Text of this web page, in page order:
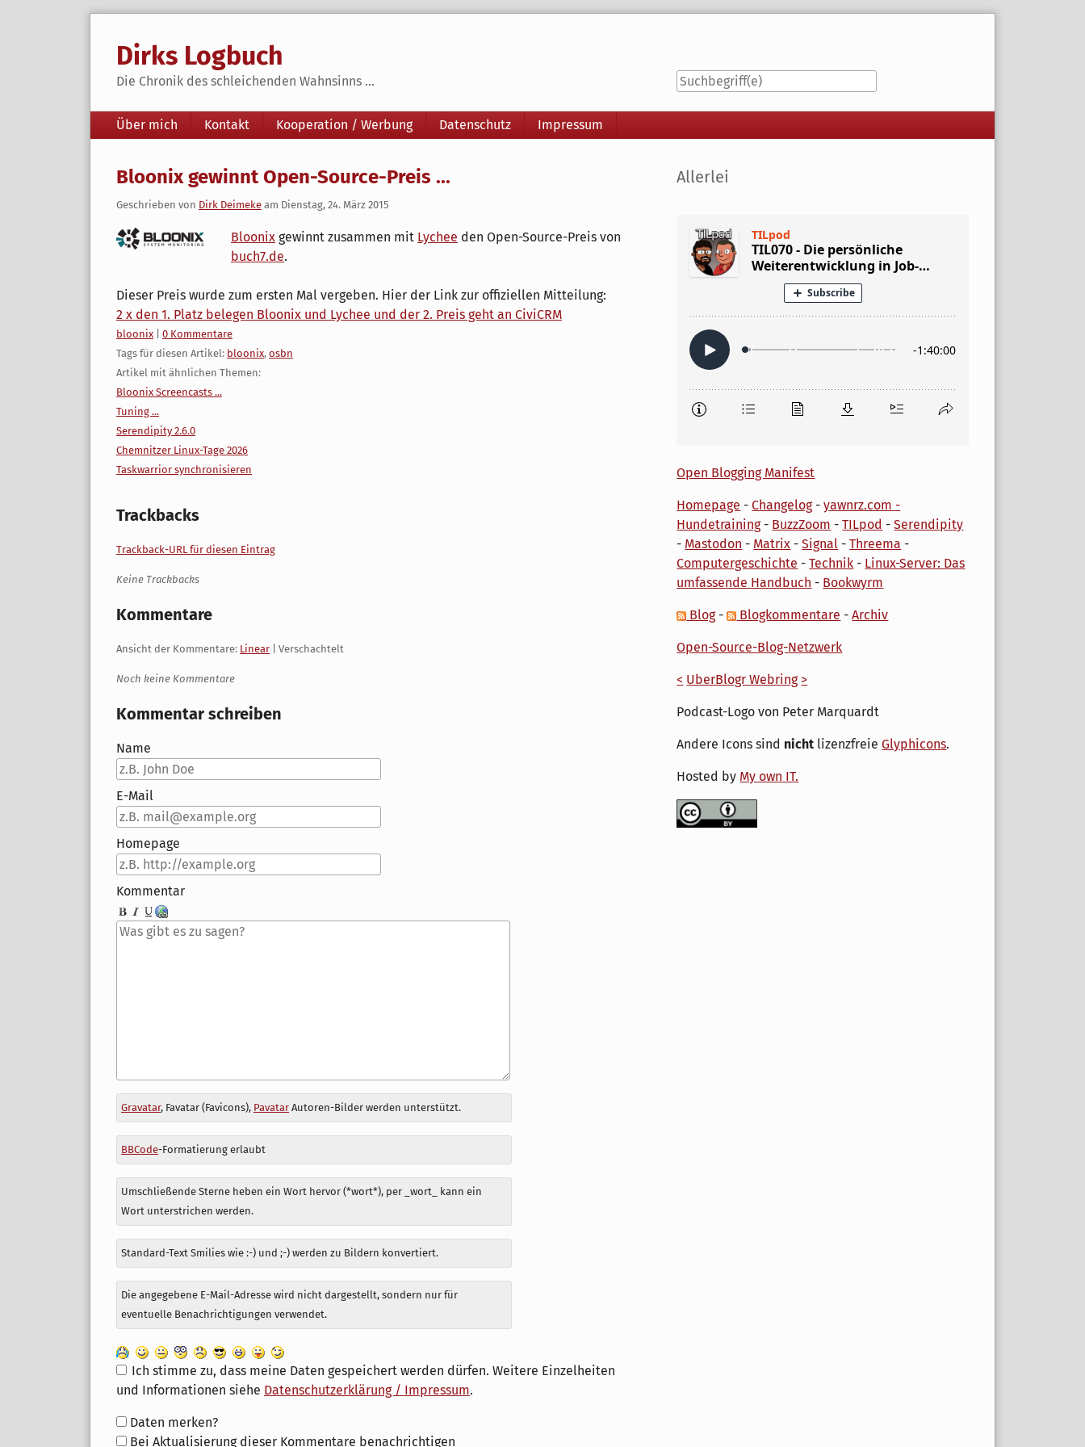
Dirks Logbuch
Die Chronik des schleichenden Wahnsinns ...
Navigation
Über mich Kontakt Kooperation / Werbung Datenschutz Impressum
Bloonix gewinnt Open-Source-Preis ...
Geschrieben von Dirk Deimeke am Dienstag, 24. März 2015
Bloonix gewinnt zusammen mit Lychee den Open-Source-Preis von
buch7.de.
Dieser Preis wurde zum ersten Mal vergeben. Hier der Link zur offiziellen Mitteilung:
2 x den 1. Platz belegen Bloonix und Lychee und der 2. Preis geht an CiviCRM
Kategorien:
bloonix
0 Kommentare
Tags für diesen Artikel: bloonix, osbn
Artikel mit ähnlichen Themen:
Bloonix Screencasts ...
Tuning ...
Serendipity 2.6.0
Chemnitzer Linux-Tage 2026
Taskwarrior synchronisieren
Trackbacks
Trackback-URL für diesen Eintrag
Keine Trackbacks
Kommentare
Ansicht der Kommentare: Linear | Verschachtelt
Noch keine Kommentare
Kommentar schreiben
Name
E-Mail
Homepage
Kommentar
Antwort
zu
Gravatar, Favatar (Favicons), PavatarAutoren-Bilder werden unterstützt.
BBCode-Formatierung erlaubt
Umschließende Sterne heben ein Wort hervor (*wort*), per _wort_ kann ein
Wort unterstrichen werden.
Standard-Text Smilies wie :-) und ;-) werden zu Bildern konvertiert.
Die angegebene E-Mail-Adresse wird nicht dargestellt, sondern nur für
eventuelle Benachrichtigungen verwendet.
Ich stimme zu, dass meine Daten gespeichert werden dürfen. Weitere Einzelheiten
und Informationen siehe Datenschutzerklärung / Impressum.
Formular-
Optionen
Daten merken?
Bei Aktualisierung dieser Kommentare benachrichtigen
Seitenleiste
Allerlei
Open Blogging Manifest
Homepage -Changelog-yawnrz.com -
Hundetraining- BuzzZoom -TILpod -Serendipity
- Mastodon - Matrix -Signal -Threema -
Computergeschichte -Technik - Linux-Server: Das
umfassende Handbuch - Bookwyrm
Blog- Blogkommentare -Archiv
Open-Source-Blog-Netzwerk
< UberBlogr Webring >
Podcast-Logo von Peter Marquardt
Andere Icons sind nicht lizenzfreieGlyphicons.
Hosted by My own IT.